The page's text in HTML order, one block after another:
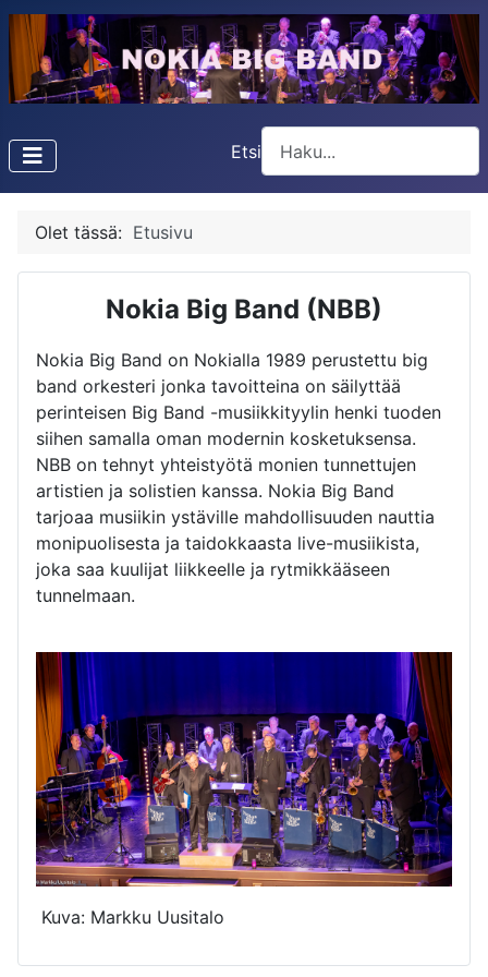
Etsi
Type 2 or more characters
Olet tässä: Etusivu
Nokia Big Band (NBB)
Nokia Big Band on Nokialla 1989 perustettu big
band orkesteri jonka tavoitteina on säilyttää
perinteisen Big Band -musiikkityylin henki tuoden
siihen samalla oman modernin kosketuksensa.
NBB on tehnyt yhteistyötä monien tunnettujen
artistien ja solistien kanssa. Nokia Big Band
tarjoaa musiikin ystäville mahdollisuuden nauttia
monipuolisesta ja taidokkaasta live-musiikista,
joka saa kuulijat liikkeelle ja rytmikkääseen
tunnelmaan.
Kuva: Markku Uusitalo